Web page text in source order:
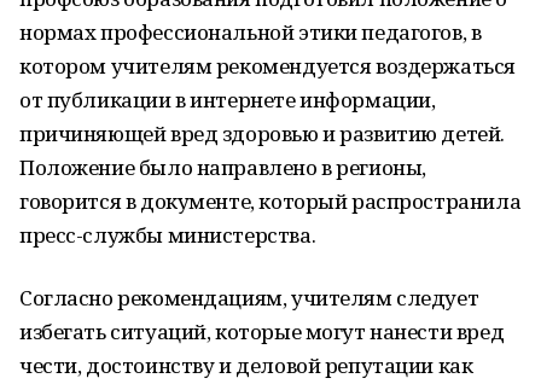
нормах профессиональной этики педагогов, в
котором учителям рекомендуется воздержаться
от публикации в интернете информации,
причиняющей вред здоровью и развитию детей.
Положение было направлено в регионы,
говорится в документе, который распространила
пресс-службы министерства.
Согласно рекомендациям, учителям следует
избегать ситуаций, которые могут нанести вред
чести, достоинству и деловой репутации как